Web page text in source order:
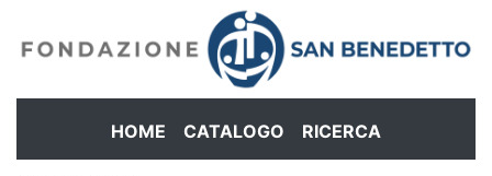
HOME CATALOGO RICERCA